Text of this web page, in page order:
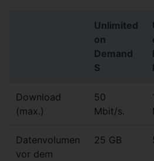
Unlimited
on
Demand
S
Download
(max.)
50
Mbit/s.
Datenvolumen
vor dem
25 GB